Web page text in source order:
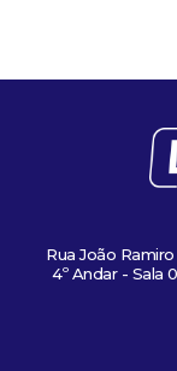
Rua João
4º Andar - Sala